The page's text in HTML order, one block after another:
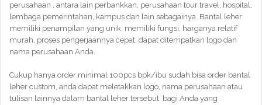
perusahaan , antara lain perbankkan, perusahaan tour travel, hospital,
lembaga pemerintahan, kampus dan lain sebagainya. Bantal leher
memiliki penampilan yang unik, memiliki fungsi, harganya relatif
murah, proses pengerjaannya cepat, dapat ditempatkan logo dan
nama perusahaan Anda.
Cukup hanya order minimal 100pcs bpk/ibu sudah bisa order bantal
leher custom, anda dapat meletakkan logo, nama perusahaan atau
tulisan lainnya dalam bantal leher tersebut. bagi Anda yang